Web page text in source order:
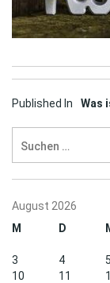
Post
Published In Was
nach:
August 2026
M
D
3
4 5
10
11